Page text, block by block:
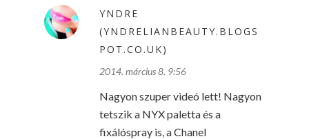
YNDRE
(YNDRELIANBEAUTY.BLOGS
POT.CO.UK)
2014. március 8. 9:56
Nagyon szuper videó lett! Nagyon
tetszik a NYX paletta és a
fixálóspray is, a Chanel